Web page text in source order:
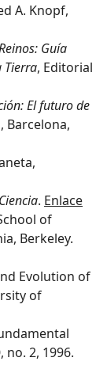
A. Knopf,
Guía
Tierra, Editorial
El futuro de
Barcelona,
. Enlace
of
Berkeley.
Evolution of
of
no. 2, 1996.